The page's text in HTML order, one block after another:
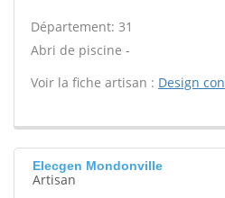
Département: 31
Abri de piscine -
Voir la fiche artisan : Design
Elecgen Mondonville
Artisan